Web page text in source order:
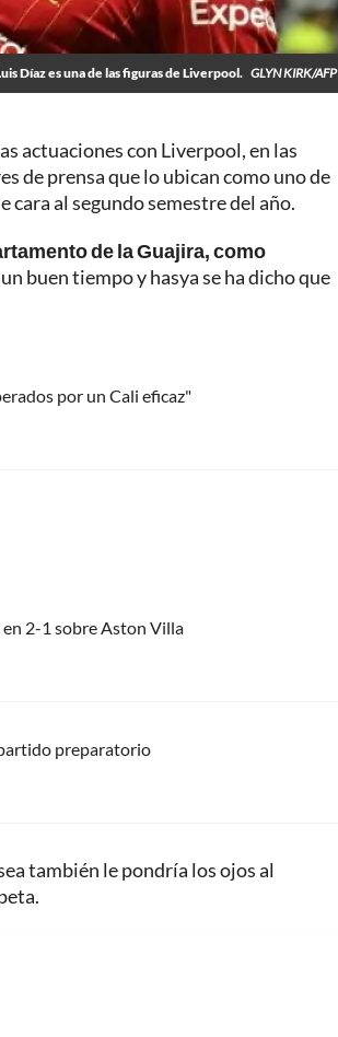
Díaz es una de las figuras de Liverpool. GLYN KIRK/AFP
actuaciones con Liverpool, en las
de prensa que lo ubican como uno de
cara al segundo semestre del año.
de la Guajira, como
buen tiempo y hasya se ha dicho que
por un Cali eficaz"
2-1 sobre Aston Villa
preparatorio
también le pondría los ojos al